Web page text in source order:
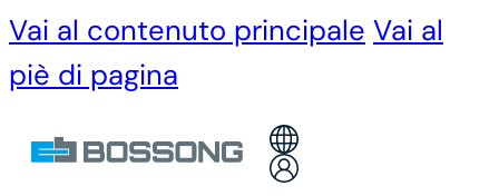
Vai al contenuto principale Vai al
piè di pagina